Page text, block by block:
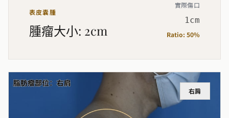
表皮囊腫
腫瘤大小: 2cm
實際傷口
1cm
Ratio: 50%
右肩